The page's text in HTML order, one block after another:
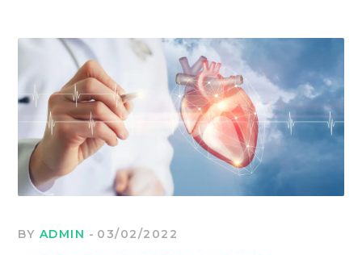
BY ADMIN
03/02/2022